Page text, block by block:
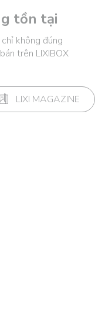
tồn tại
không đúng
trên LIXIBOX
LIXI MAGAZINE